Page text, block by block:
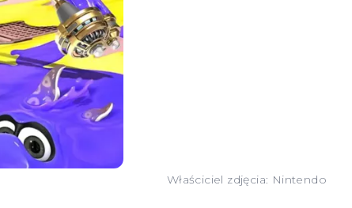
Właściciel zdjęcia: Nintendo